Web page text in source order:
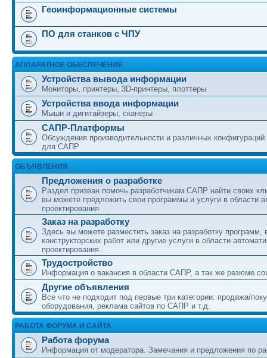
Геоинформационные системы
ПО для станков с ЧПУ
АППАРАТНОЕ ОБЕСПЕЧЕНИЕ
Устройства вывода информации
Мониторы, принтеры, 3D-принтеры, плоттеры
Устройства ввода информации
Мыши и дигитайзеры, сканеры
САПР-Платформы
Обсуждения производительности и различных конфигураций
для САПР
ОБЪЯВЛЕНИЯ
Предложения о разработке
Раздел призван помочь разработчикам САПР найти своих
вы можете предложить свои программы и услуги в области
проектирования
Заказ на разработку
Здесь вы можете разместить заказ на разработку программ,
конструкторских работ или другие услуги в области
проектирования.
Трудостройство
Информация о вакансия в области САПР, а так же резюме
Другие объявления
Все что не подходит под первые три категории: продажа/
оборудования, реклама сайтов по САПР и т.д.
РАБОТА ФОРУМА И САЙТА
Работа форума
Информация от модератора. Замечания и предложения по